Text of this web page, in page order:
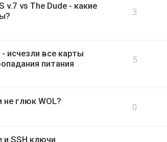
v.7 vs The Dude - какие
3
- исчезли все карты
питания
5
не глюк WOL?
0
и SSH ключи